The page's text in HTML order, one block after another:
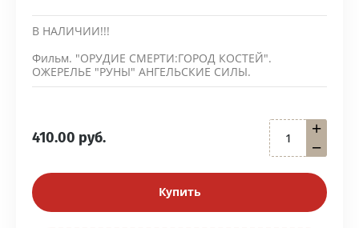
В НАЛИЧИИ!!!
Фильм. "ОРУДИЕ СМЕРТИ:ГОРОД КОСТЕЙ".
ОЖЕРЕЛЬЕ "РУНЫ" АНГЕЛЬСКИЕ СИЛЫ.
410.00 руб.
−
+
Купить